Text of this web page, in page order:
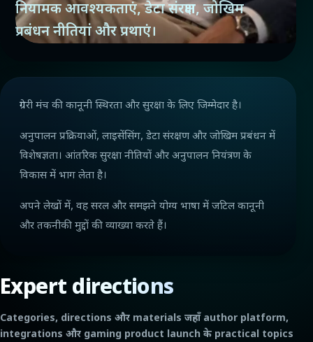
नियामक आवश्यकताएं, डेटा संरक्षण, जोखिम
प्रबंधन नीतियां और प्रथाएं।
ग्रेगरी मंच की कानूनी स्थिरता और सुरक्षा के लिए जिम्मेदार है।
अनुपालन प्रक्रियाओं, लाइसेंसिंग, डेटा संरक्षण और जोखिम प्रबंधन में
विशेषज्ञता। आंतरिक सुरक्षा नीतियों और अनुपालन नियंत्रण के
विकास में भाग लेता है।
अपने लेखों में, वह सरल और समझने योग्य भाषा में जटिल कानूनी
और तकनीकी मुद्दों की व्याख्या करते हैं।
Expert directions
Categories, directions और materials जहाँ author platform,
integrations और gaming product launch के practical topics